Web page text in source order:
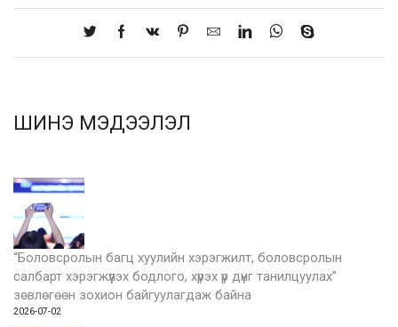
ШИНЭ МЭДЭЭЛЭЛ
“Боловсролын багц хуулийн хэрэгжилт, боловсролын
салбарт хэрэгжүүлэх бодлого, хүрэх үр дүнг танилцуулах”
зөвлөгөөн зохион байгуулагдаж байна
2026-07-02